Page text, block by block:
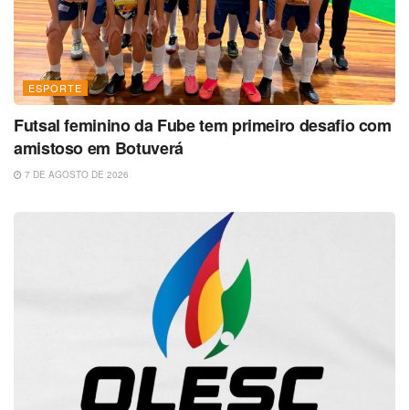
ESPORTE
Futsal feminino da Fube tem primeiro desafio com
amistoso em Botuverá
7 DE AGOSTO DE 2026